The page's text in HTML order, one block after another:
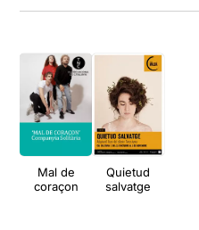
Mal de
coraçon
Quietud
salvatge